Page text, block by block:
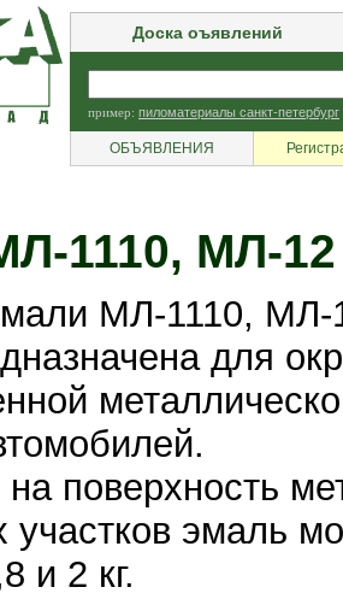
Доска оъявлений
пример: пиломатериалы санкт-петербург
ОБЪЯВЛЕНИЯ
1110, МЛ-12
МЛ-1110,
для
поверхность
участков эмаль
и 2 кг.